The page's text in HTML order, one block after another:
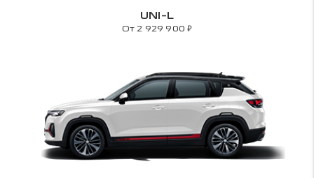
UNI-L
От 2 929 900₽